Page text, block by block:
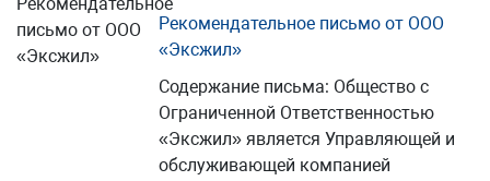
Рекомендательное письмо от ООО
«Эксжил»
Содержание письма: Общество с
Ограниченной Ответственностью
«Эксжил» является Управляющей и
обслуживающей компанией